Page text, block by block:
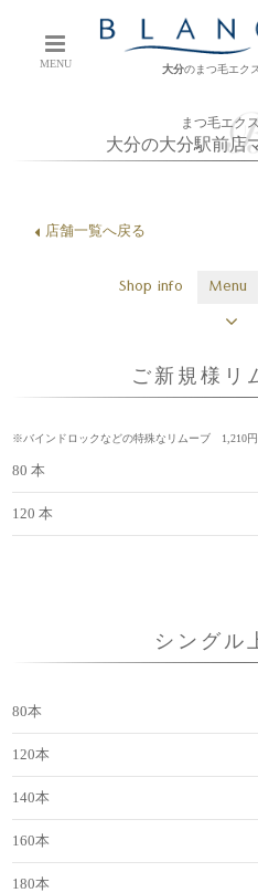
MENU 大分のまつ毛エク
まつ毛エク
大分の大分駅前店
店舗一覧へ戻る
Shop info Menu
ご新規様リ
※バインドロックなどの特殊なリムーブ 1,210円
80 本
120 本
シングル
80本
120本
140本
160本
180本